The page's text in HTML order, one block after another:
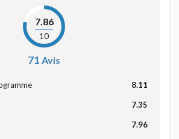
7.86
10
71 Avis
8.11
7.35
7.96